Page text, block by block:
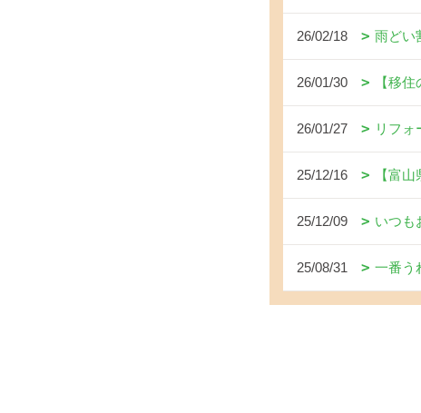
26/02/18 雨どい
26/01/30 【移
26/01/27 リフォ
25/12/16 【富
25/12/09 いつも
25/08/31 一番う